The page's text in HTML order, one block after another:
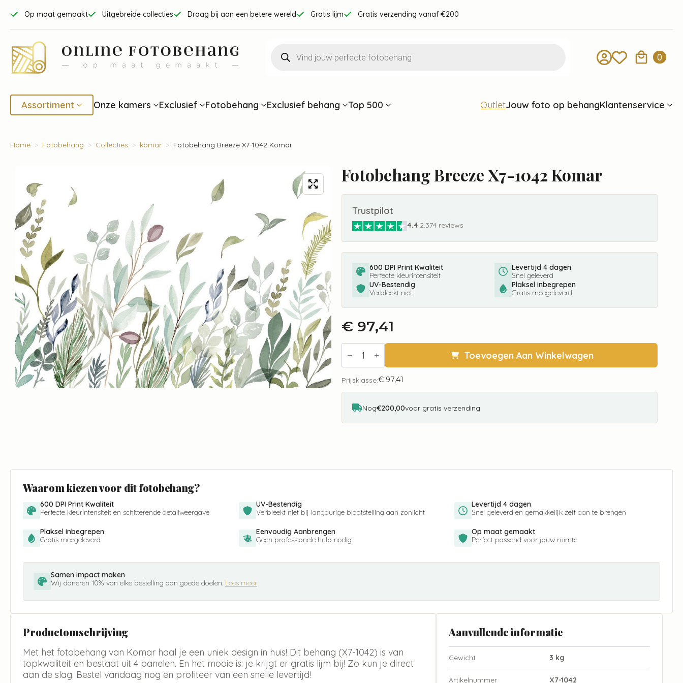
Op maat gemaakt Uitgebreide collecties Draag bij aan een betere wereld Gratis lijm Gratis verzending vanaf €200
zoeken
0
Assortiment Onze kamers Exclusief Fotobehang Exclusief behang Top 500 OutletJouw foto op behangKlantenservice
Home Fotobehang Collecties komar Fotobehang Breeze X7-1042 Komar
Fotobehang Breeze X7-1042 Komar
Trustpilot
4.4|2.374 reviews
600 DPI Print Kwaliteit
Perfecte kleurintensiteit
UV-Bestendig
Verbleekt niet
Levertijd 4 dagen
Snel geleverd
Plaksel inbegrepen
Gratis meegeleverd
€ 97,41
Fotobehang
Breeze
X7-
Komar
aantal
Toevoegen Aan Winkelwagen
Prijsklasse:€ 97,41
Nog€200,00voor gratis verzending
Waarom kiezen voor dit fotobehang?
600 DPI Print Kwaliteit
Perfecte kleurintensiteit en schitterende detailweergave
UV-Bestendig
Verbleekt niet bij langdurige blootstelling aan zonlicht
Levertijd 4 dagen
Snel geleverd en gemakkelijk zelf aan te brengen
Plaksel inbegrepen
Gratis meegeleverd
Eenvoudig Aanbrengen
Geen professionele hulp nodig
Op maat gemaakt
Perfect passend voor jouw ruimte
Samen impact maken
Wij doneren 10% van elke bestelling aan goede doelen. Lees meer
Productomschrijving
Met het fotobehang van Komar haal je een uniek design in huis! Dit behang (X7-1042) is van
topkwaliteit en bestaat uit 4 panelen. En het mooie is: je krijgt er gratis lijm bij! Zo kun je direct
aan de slag. Bestel vandaag nog en profiteer van een snelle levertijd!
Aanvullende informatie
Gewicht 3 kg
Artikelnummer X7-1042